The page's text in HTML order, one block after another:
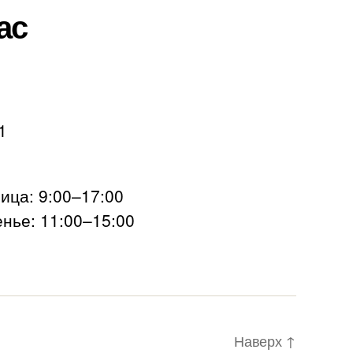
9:00–17:00
11:00–15:00
Наверх ↑